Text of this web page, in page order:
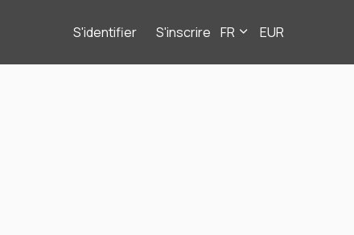
S'identifier S'inscrire FR EUR